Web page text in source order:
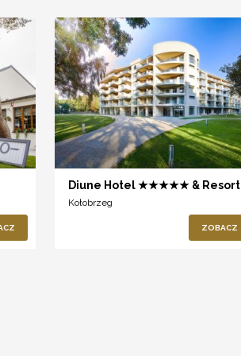
Diune Hotel ★★★★★ & Resort
Kołobrzeg
ZOBACZ